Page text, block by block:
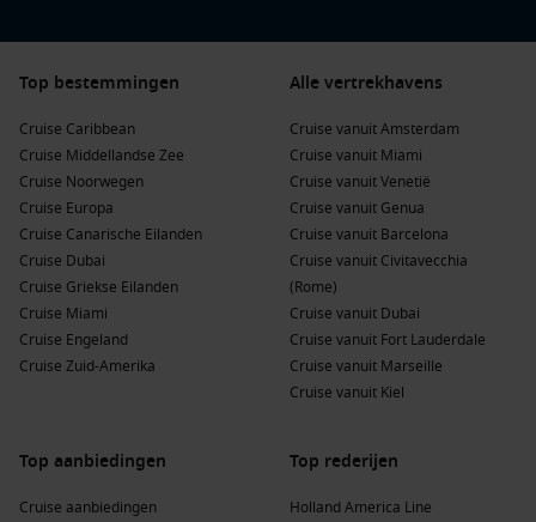
Top bestemmingen
Cruise Caribbean
Cruise Middellandse Zee
Cruise Noorwegen
Cruise Europa
Cruise Canarische Eilanden
Cruise Dubai
Cruise Griekse Eilanden
Cruise Miami
Cruise Engeland
Cruise Zuid-Amerika
Alle vertrekhavens
Cruise vanuit Amsterdam
Cruise vanuit Miami
Cruise vanuit Venetië
Cruise vanuit Genua
Cruise vanuit Barcelona
Cruise vanuit Civitavecchia
(Rome)
Cruise vanuit Dubai
Cruise vanuit Fort Lauderdale
Cruise vanuit Marseille
Cruise vanuit Kiel
Top aanbiedingen
Cruise aanbiedingen
Top rederijen
Holland America Line